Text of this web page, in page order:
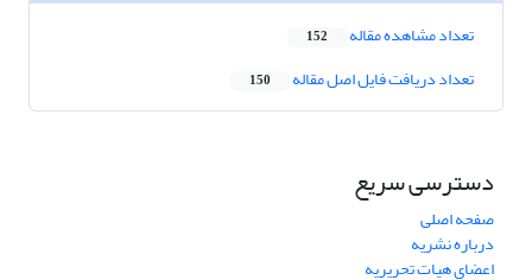
تعداد مشاهده مقاله 152
تعداد دریافت فایل اصل مقاله 150
دسترسی سریع
صفحه اصلی
درباره نشریه
اعضای هیات تحریریه